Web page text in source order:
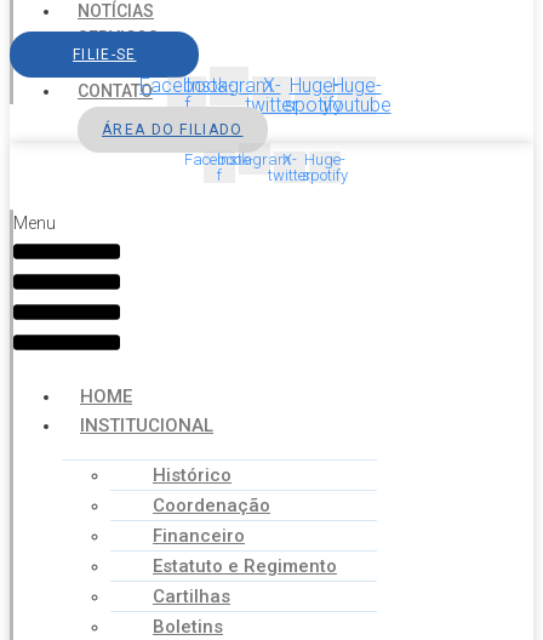
NOTÍCIAS
SERVIÇOS
AGENDA
CONTATO
FILIE-SE
Facebook-
f
InstagramX-
twitter
Huge-
spotify
Huge-
youtube
ÁREA DO FILIADO
Facebook-
f
InstagramX-
twitter
Huge-
spotify
Menu
HOME
INSTITUCIONAL
Histórico
Coordenação
Financeiro
Estatuto e Regimento
Cartilhas
Boletins